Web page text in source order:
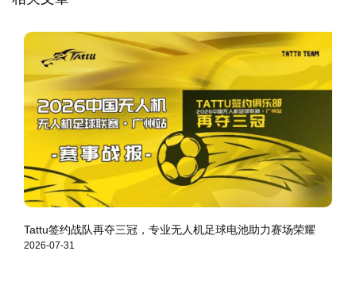
Tattu签约战队再夺三冠，专业无人机足球电池助力赛场荣耀
2026-07-31